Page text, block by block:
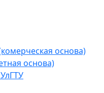
основа)
основа)